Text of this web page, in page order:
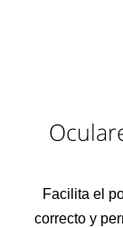
Facilita el
correcto y